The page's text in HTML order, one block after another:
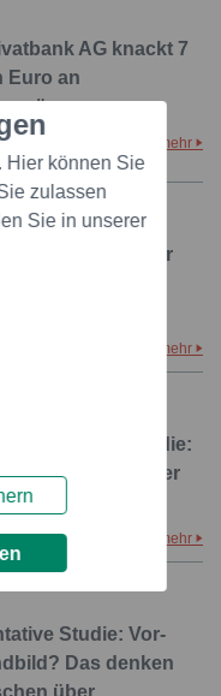
AG knackt 7
Euro an
mehr
sind für
mehr
Anlegerstudie:
Angst, Männer
Geldanlage
mehr
Studie: Vor-
Das denken
über
Hier können Sie
zulassen
Sie in unserer